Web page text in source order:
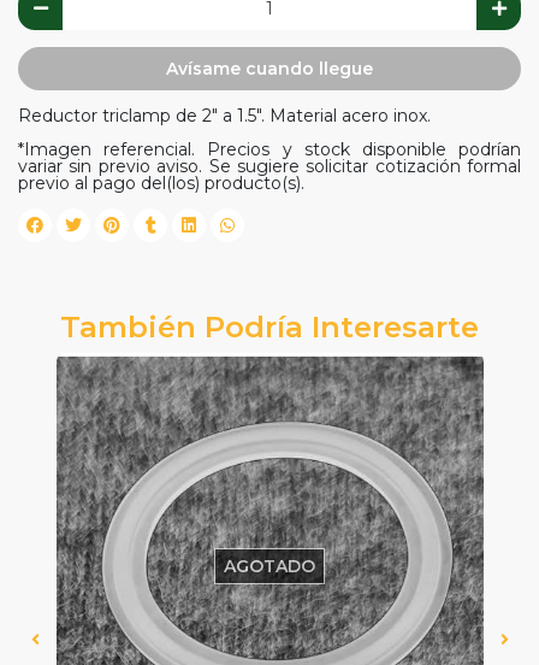
Avísame cuando llegue
Reductor triclamp de 2" a 1.5". Material acero inox.
*Imagen referencial. Precios y stock disponible podrían
variar sin previo aviso. Se sugiere solicitar cotización formal
previo al pago del(los) producto(s).
También Podría Interesarte
AGOTADO